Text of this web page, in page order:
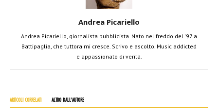
Andrea Picariello
Andrea Picariello, giornalista pubblicista. Nato nel freddo del '97 a
Battipaglia, che tuttora mi cresce. Scrivo e ascolto. Music addicted
e appassionato di verità.
ARTICOLI CORRELATI ALTRO DALL'AUTORE